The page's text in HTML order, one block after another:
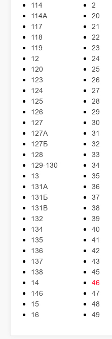
114
114А
117
118
119
12
120
123
124
125
126
127
127А
127Б
128
129-130
13
131А
131Б
131В
132
134
135
136
137
138
14
146
15
16
2
20
21
22
23
24
25
26
27
28
29
30
31
32
33
34
35
36
37
38
39
40
41
42
43
45
46
47
48
49